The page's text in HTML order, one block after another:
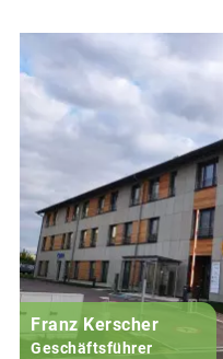
Franz Kerscher
Geschäftsführer